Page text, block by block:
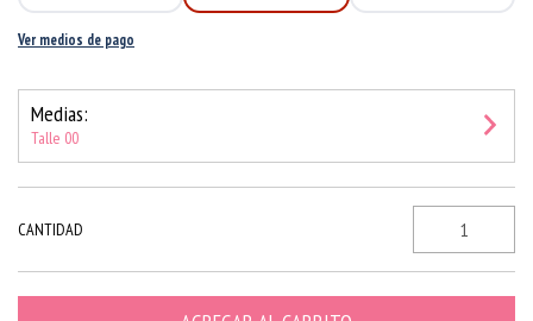
Ver medios de pago
Medias:
Talle 00
CANTIDAD